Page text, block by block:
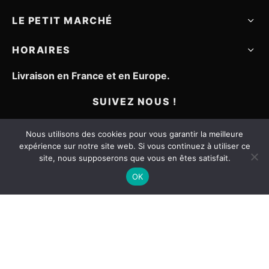
LE PETIT MARCHÉ
HORAIRES
Livraison en France et en Europe.
SUIVEZ NOUS !
Nous utilisons des cookies pour vous garantir la meilleure
expérience sur notre site web. Si vous continuez à utiliser ce
site, nous supposerons que vous en êtes satisfait.
OK